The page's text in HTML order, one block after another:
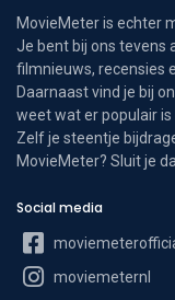
MovieMeter is echter
Je bent bij ons tevens
filmnieuws, recensies
Daarnaast vind je bij
weet wat er populair is
Zelf je steentje
MovieMeter? Sluit je
Social media
moviemeternl